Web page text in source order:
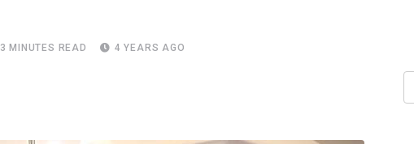
3 MINUTES READ 4 YEARS AGO